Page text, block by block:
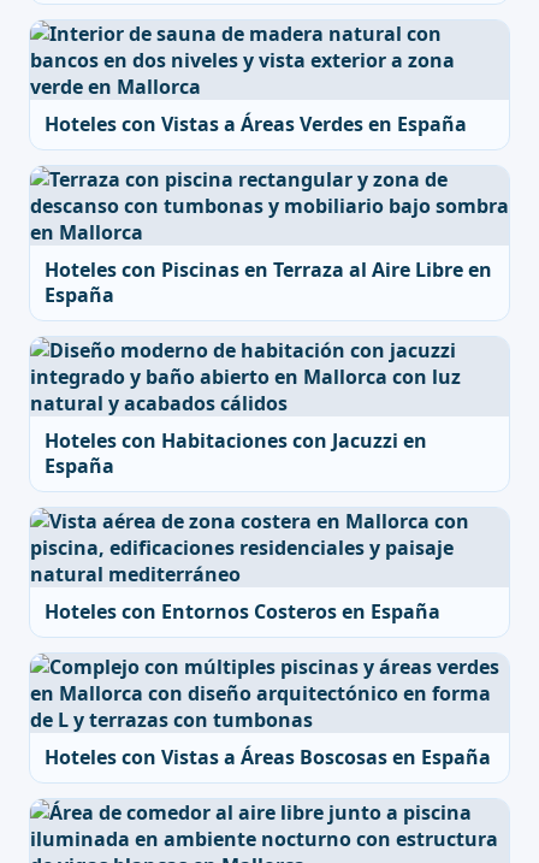
Hoteles con Vistas a Áreas Verdes en España
Hoteles con Piscinas en Terraza al Aire Libre en
España
Hoteles con Habitaciones con Jacuzzi en
España
Hoteles con Entornos Costeros en España
Hoteles con Vistas a Áreas Boscosas en España